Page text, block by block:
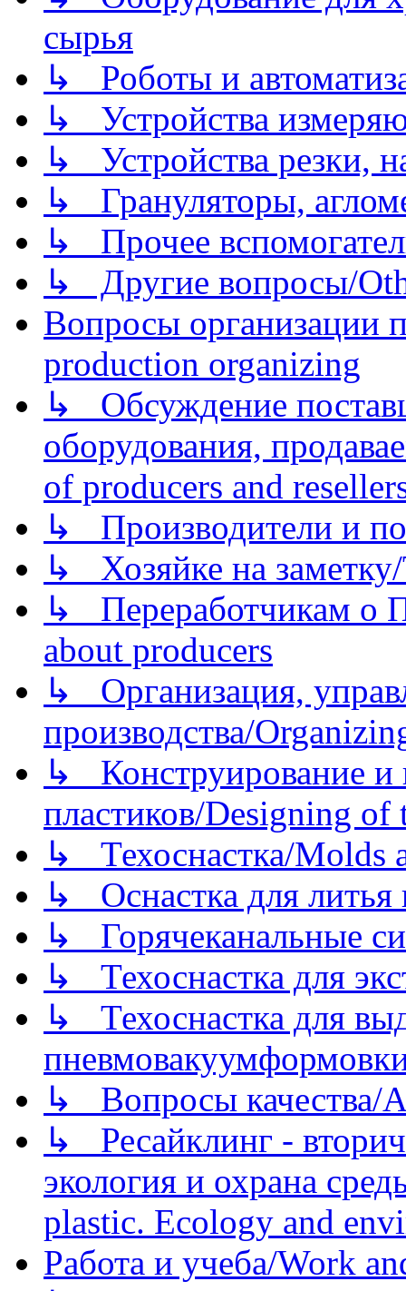
сырья
↳ Роботы и
↳ Устройства
↳ Устройства резки,
↳ Грануляторы,
↳ Прочее
↳ Другие вопросы/
Вопросы организации
production organizing
↳ Обсуждение
оборудования,
of producers and
↳ Производители и
↳ Хозяйке на
↳ Переработчикам о
about producers
↳ Организация,
производства/
↳ Конструирование и
пластиков/Designing of
↳ Техоснастка/Molds
↳ Оснастка для литья
↳ Горячеканальные
↳ Техоснастка для
↳ Техоснастка для
↳ Вопросы качества/
↳ Ресайклинг -
экология и охрана
plastic. Ecology and
Работа и учеба/Work